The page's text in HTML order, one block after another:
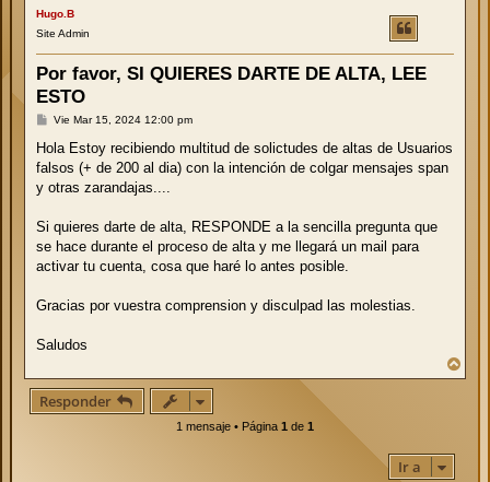
Hugo.B
Site Admin
Por favor, SI QUIERES DARTE DE ALTA, LEE
ESTO
M
n
a
j
Vie Mar 15, 2024 12:00 pm
Hola Estoy recibiendo multitud de solictudes de altas de Usuarios
falsos (+ de 200 al dia) con la intención de colgar mensajes span
y otras zarandajas....
Si quieres darte de alta, RESPONDE a la sencilla pregunta que
se hace durante el proceso de alta y me llegará un mail para
activar tu cuenta, cosa que haré lo antes posible.
Gracias por vuestra comprension y disculpad las molestias.
Saludos
r
Responder
1 mensaje • Página 1 de 1
Ir a